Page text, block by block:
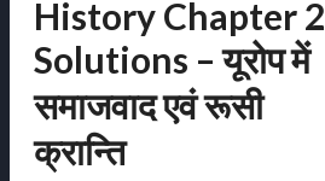
History Chapter 2
Solutions – यूरोप में
समाजवाद एवं रूसी
क्रान्ति